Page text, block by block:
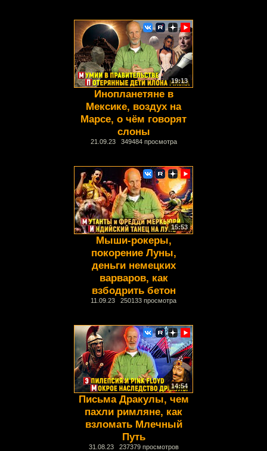
19:13
Инопланетяне в
Мексике, воздух на
Марсе, о чём говорят
слоны
21.09.23 349484 просмотра
15:53
Мыши-рокеры,
покорение Луны,
деньги немецких
варваров, как
взбодрить бетон
11.09.23 250133 просмотра
14:54
Письма Дракулы, чем
пахли римляне, как
взломать Млечный
Путь
31.08.23 237379 просмотров